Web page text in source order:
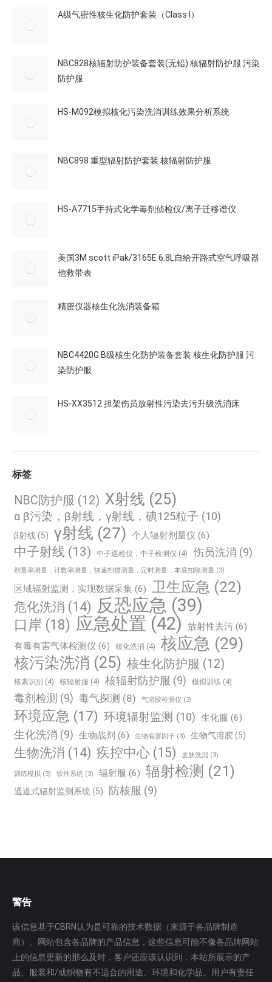
A级气密性核生化防护套装（Class I）
NBC828核辐射防护装备套装(无铅) 核辐射防护服 污染
防护服
HS-M092模拟核化污染洗消训练效果分析系统
NBC898 重型辐射防护套装 核辐射防护服
HS-A7715手持式化学毒剂侦检仪/离子迁移谱仪
美国3M scott iPak/3165E 6.8L自给开路式空气呼吸器
他救带表
精密仪器核生化洗消装备箱
NBC4420G B级核生化防护装备套装 核生化防护服 污
染防护服
HS-XX3512 担架伤员放射性污染去污升级洗消床
标签
NBC防护服 (12) X射线 (25)
α β污染，β射线，γ射线，碘125粒子 (10)
β射线(5) γ射线 (27) 个人辐射剂量仪 (6)
中子射线 (13) 中子巡检仪，中子检测仪 (4) 伤员洗消 (9)
剂量率测量，计数率测量，快速扫描测量，定时测量，本底扣除测量 (3)
区域辐射监测，实现数据采集 (6) 卫生应急 (22)
危化洗消 (14) 反恐应急 (39)
口岸 (18) 应急处置 (42) 放射性去污 (6)
有毒有害气体检测仪 (6) 核化洗消 (4) 核应急 (29)
核污染洗消 (25) 核生化防护服 (12)
核素识别 (4) 核辐射服 (4) 核辐射防护服 (9) 模拟训练 (4)
毒剂检测 (9) 毒气探测 (8) 气溶胶检测仪 (3)
环境应急 (17) 环境辐射监测 (10) 生化服 (6)
生化洗消 (9) 生物战剂 (6) 生物有害因子 (3) 生物气溶胶(5)
生物洗消 (14) 疾控中心 (15) 皮肤洗消 (3)
训练模拟 (3) 软件系统 (3) 辐射服 (6) 辐射检测 (21)
通道式辐射监测系统 (5) 防核服 (9)
警告
该信息基于CBRN认为是可靠的技术数据（来源于各品牌制造
商）。网站包含各品牌的产品信息，这些信息可能不像各品牌网站
上的信息更新的那么及时，客户还应该认识到，本站所展示的产
品、服装和/或织物有不适合的用途、环境和化学品。用户有责任